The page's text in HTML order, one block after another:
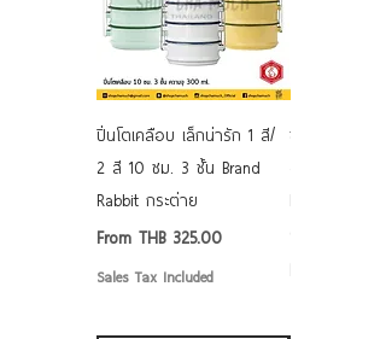
ปิ่นโตเคลือบ เล็กน่ารัก 1 สี/
2 สี 10 ซม. 3 ชั้น Brand
Rabbit กระต่าย
From THB 325.00
Sale Price
Sales Tax Included
ชามเคลือบ